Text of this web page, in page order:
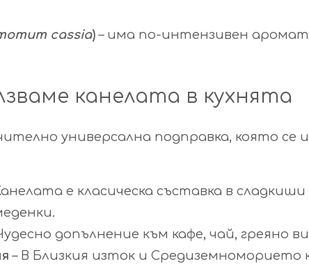
cassia) – има по-интензивен
канелата в кухнята
универсална подправка, която се
е класическа съставка в
допълнение към кафе, чай, греяно
– В Близкия изток и Средиземноморието